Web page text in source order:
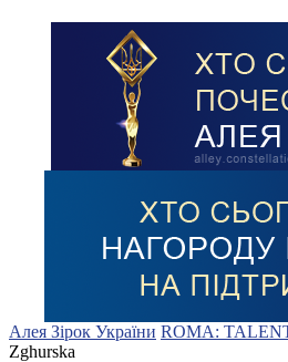
Алея Зірок України ROMA:
Zghurska